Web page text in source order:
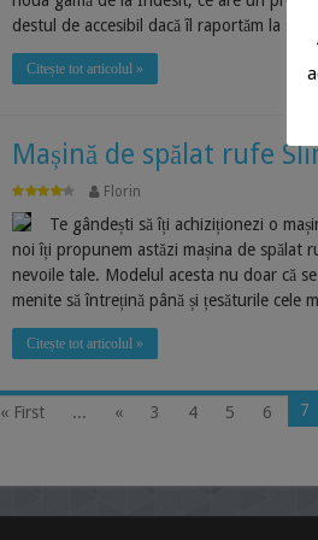
destul de accesibil dacă îl raportăm la
Citește tot articolul »
Mașină de spălat rufe
Florin
Te gândești să îți achiziționezi o
noi îți propunem astăzi mașina de spălat
nevoile tale. Modelul acesta nu doar că
menite să întrețină până și țesăturile cele
Citește tot articolul »
« First ... « 3 4 5 6 7